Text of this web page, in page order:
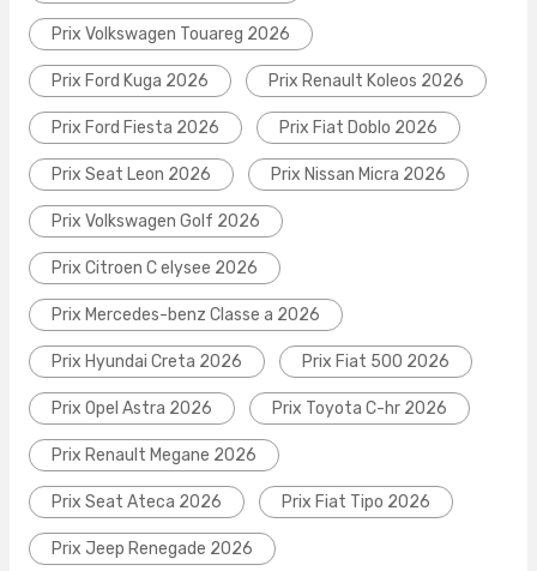
Prix Volkswagen Touareg 2026
Prix Ford Kuga 2026 Prix Renault Koleos 2026
Prix Ford Fiesta 2026 Prix Fiat Doblo 2026
Prix Seat Leon 2026 Prix Nissan Micra 2026
Prix Volkswagen Golf 2026
Prix Citroen C elysee 2026
Prix Mercedes-benz Classe a 2026
Prix Hyundai Creta 2026 Prix Fiat 500 2026
Prix Opel Astra 2026 Prix Toyota C-hr 2026
Prix Renault Megane 2026
Prix Seat Ateca 2026 Prix Fiat Tipo 2026
Prix Jeep Renegade 2026